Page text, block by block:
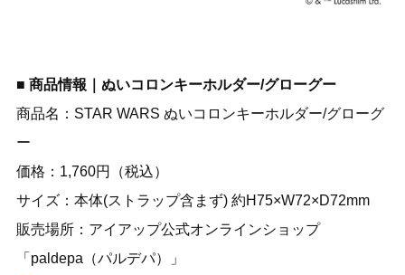
■ 商品情報｜ぬいコロンキーホルダー/グローグー
商品名：STAR WARS ぬいコロンキーホルダー/グローグ
ー
価格：1,760円（税込）
サイズ：本体(ストラップ含まず) 約H75×W72×D72mm
販売場所： アイアップ公式オンラインショップ
「paldepa（パルデパ）」